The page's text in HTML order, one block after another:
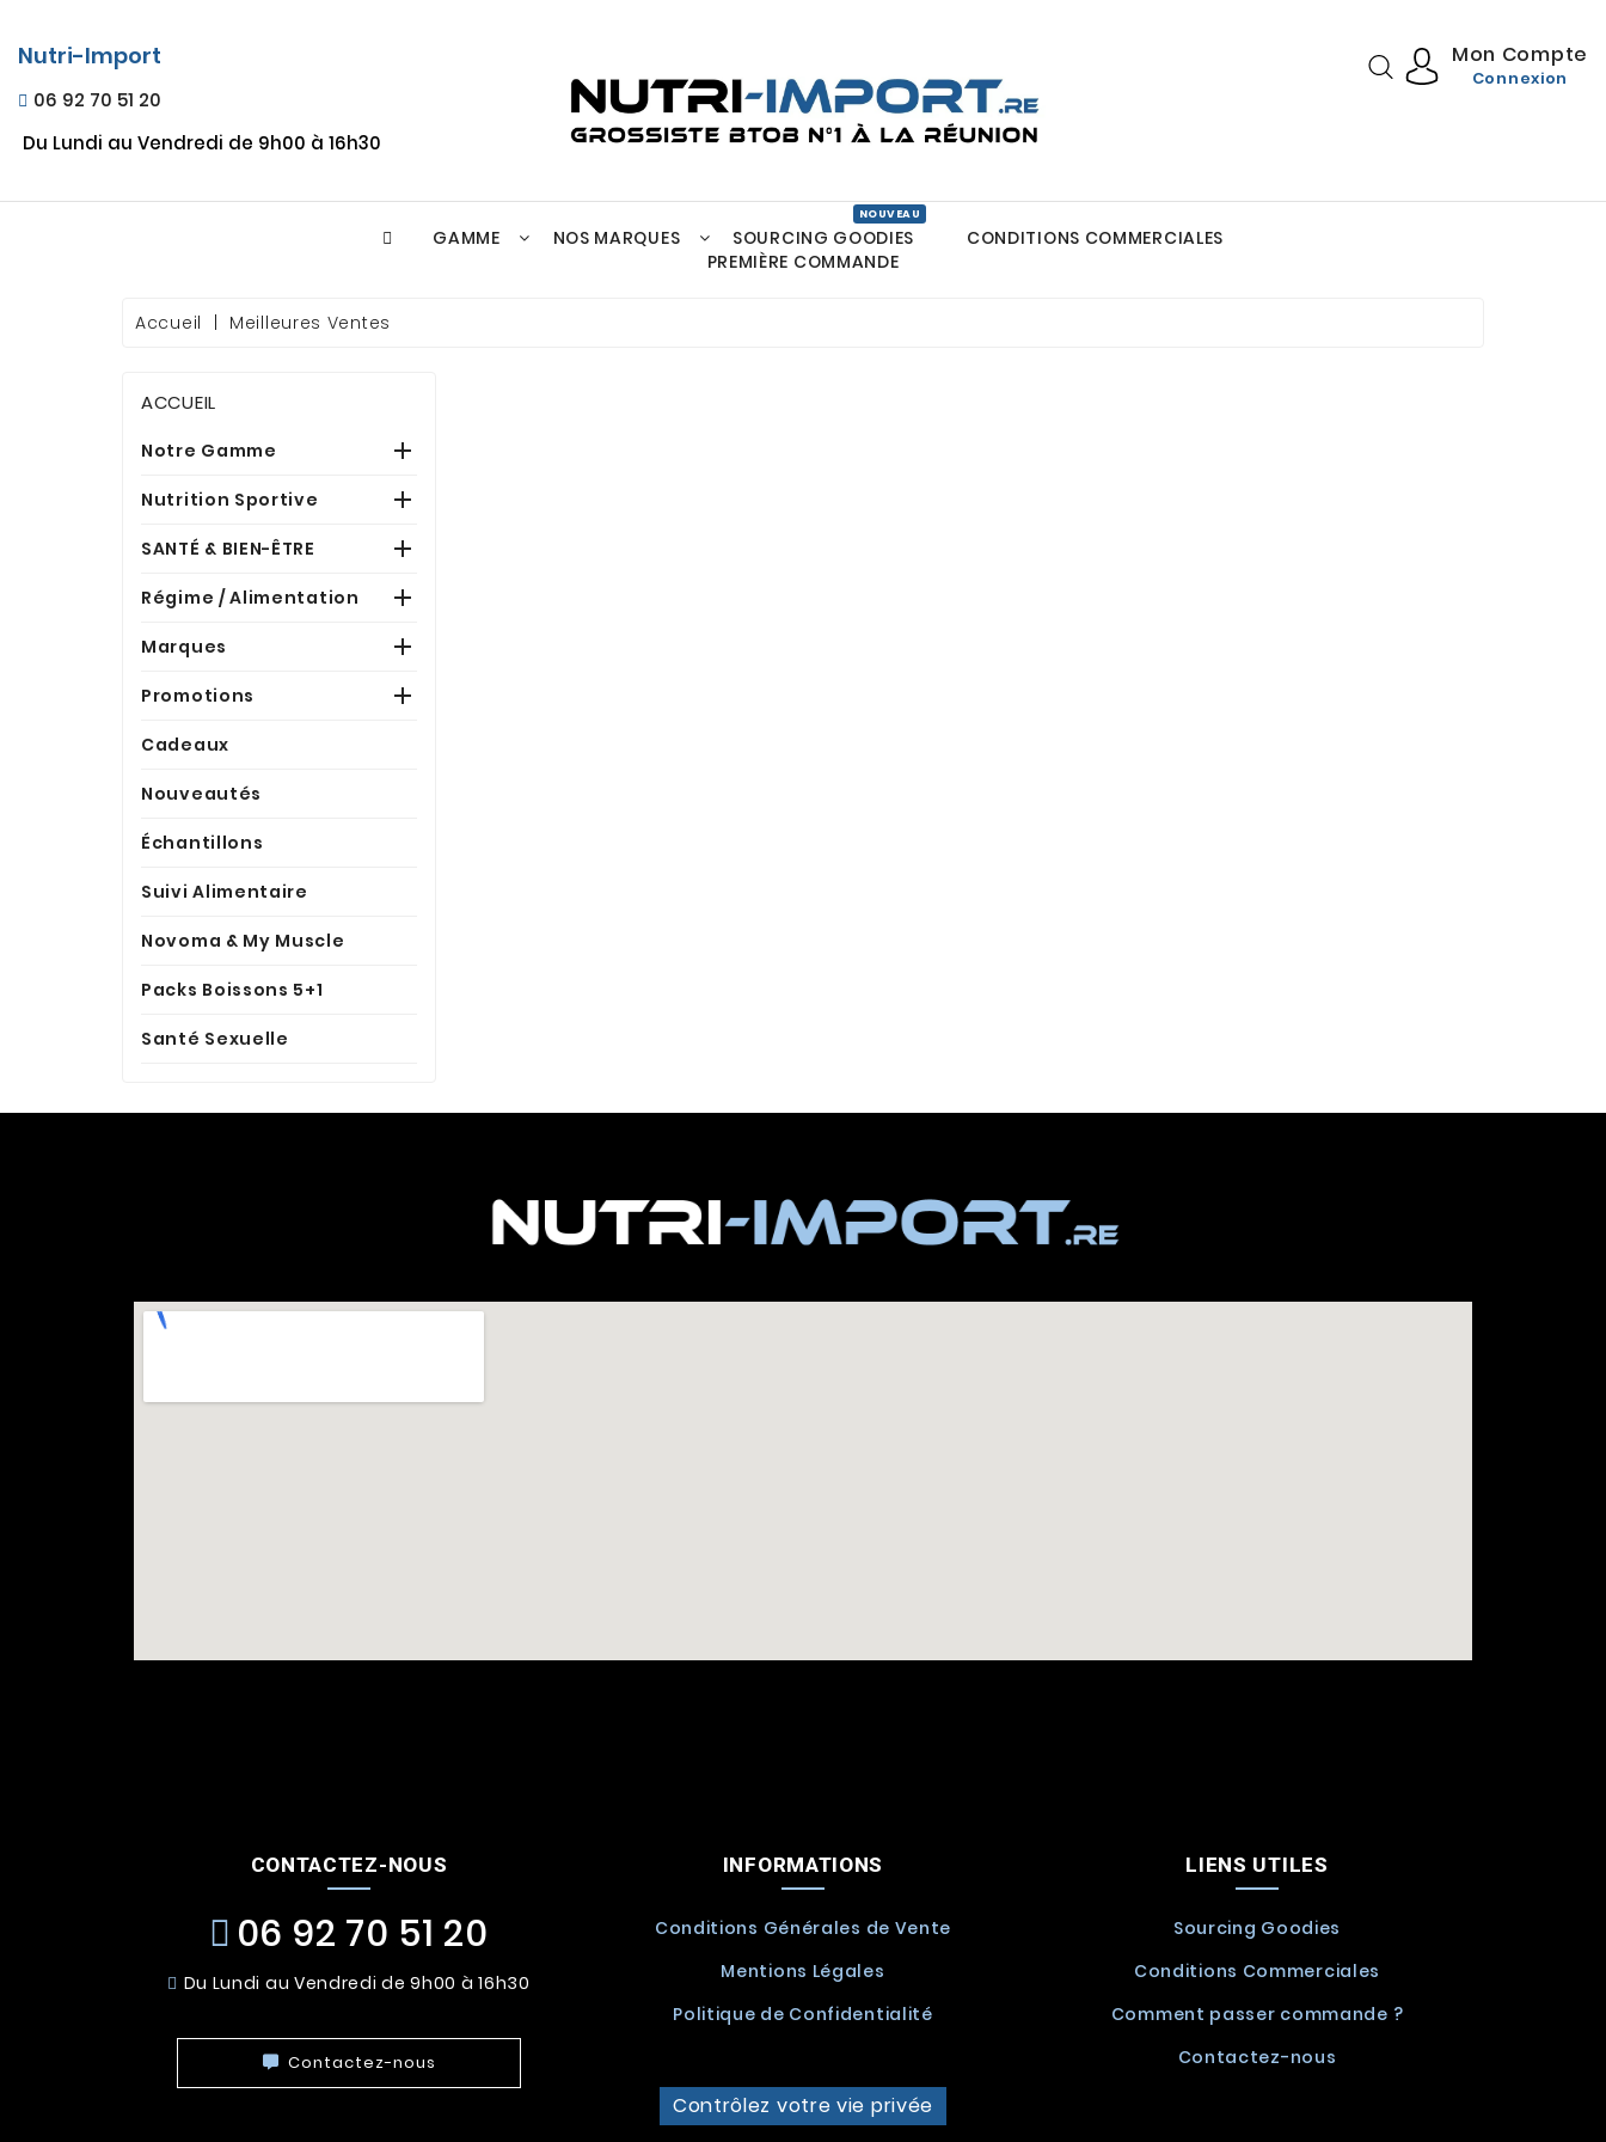
Nutri-Import
06 92 70 51 20
Du Lundi au Vendredi de 9h00 à 16h30
Mon Compte
Connexion
GAMME NOS MARQUES SOURCING GOODIES
CONDITIONS COMMERCIALES
PREMIÈRE COMMANDE
Accueil Meilleures Ventes
ACCUEIL
Notre Gamme 
Nutrition Sportive 
SANTÉ & BIEN-ÊTRE 
Régime / Alimentation 
Marques 
Promotions 
Cadeaux
Nouveautés
Échantillons
Suivi Alimentaire
Novoma & My Muscle
Packs Boissons 5+1
Santé Sexuelle
CONTACTEZ-NOUS
06 92 70 51 20
Du Lundi au Vendredi de 9h00 à 16h30
Contactez-nous
INFORMATIONS
Conditions Générales de Vente
Mentions Légales
Politique de Confidentialité
Contrôlez votre vie privée
LIENS UTILES
Sourcing Goodies
Conditions Commerciales
Comment passer commande ?
Contactez-nous